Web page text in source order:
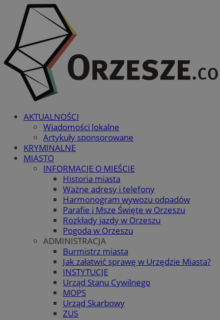
AKTUALNOŚCI
Wiadomości lokalne
Artykuły sponsorowane
KRYMINALNE
MIASTO
INFORMACJE O MIEŚCIE
Historia miasta
Ważne adresy i telefony
Harmonogram wywozu odpadów
Parafie i Msze Święte w Orzeszu
Rozkłady jazdy w Orzeszu
Pogoda w Orzeszu
ADMINISTRACJA
Burmistrz miasta
Jak załatwić sprawę w Urzędzie Miasta?
INSTYTUCJE
Urząd Stanu Cywilnego
MOPS
Urząd Skarbowy
ZUS